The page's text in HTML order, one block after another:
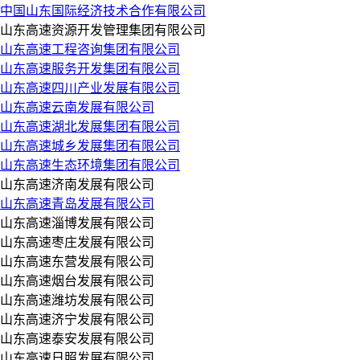
中国山东国际经济技术合作有限公司
山东高速资源开发管理集团有限公司
山东高速工程咨询集团有限公司
山东高速服务开发集团有限公司
山东高速四川产业发展有限公司
山东高速云南发展有限公司
山东高速湖北发展集团有限公司
山东高速城乡发展集团有限公司
山东高速生态环境集团有限公司
山东高速济南发展有限公司
山东高速青岛发展有限公司
山东高速淄博发展有限公司
山东高速枣庄发展有限公司
山东高速东营发展有限公司
山东高速烟台发展有限公司
山东高速潍坊发展有限公司
山东高速济宁发展有限公司
山东高速泰安发展有限公司